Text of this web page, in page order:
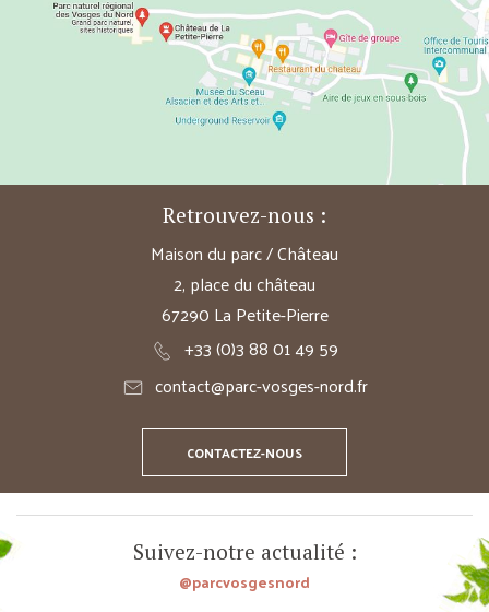
Retrouvez-nous :
Maison du parc / Château
2, place du château
67290 La Petite-Pierre
+33 (0)3 88 01 49 59
contact@parc-vosges-nord.fr
CONTACTEZ-NOUS
Suivez-notre actualité :
@parcvosgesnord